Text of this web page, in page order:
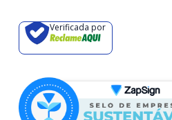
Verificada por